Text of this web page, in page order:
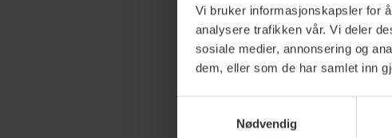
Vi bruker informasjonskapsler for
analysere trafikken vår. Vi deler
sosiale medier, annonsering og
dem, eller som de har samlet inn
Nødvendig
Priskr
Legg i